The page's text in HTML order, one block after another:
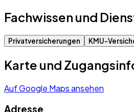
Fachwissen und
Privatversicherungen KMU-
Karte und
Auf Google Maps ansehen
Adresse